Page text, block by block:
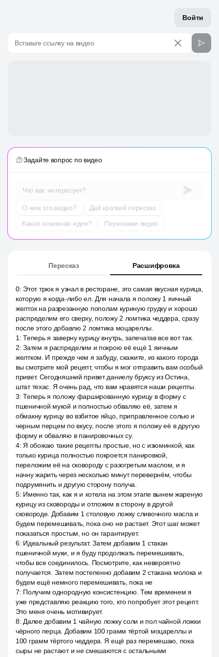
Войти
Вставьте ссылку на видео
Задайте вопрос по видео
Что вас интересует?
О чем это видео?
Дай краткий пересказ
Какая основная идея?
Перескажи видео
Пересказ Расшифровка
0: Этот трюк я узнал в ресторане, это самая вкусная курица,
которую я когда-либо ел. Для начала я положу 1 яичный
желток на разрезанную пополам куриную грудку и хорошо
распределим его сверху, положу 2 ломтика чеддера, сразу
после этого добавлю 2 ломтика моцареллы.
1 :Теперь я заверну курицу внутрь, запечатав все вот так.
2:Затем я распределим и покрою её ещё 1 яичным
желтком. И прежде чем я забуду, скажите, из какого города
вы смотрите мой рецепт, чтобы я мог отправить вам особый
привет. Сегодняшний привет даниелу бруксу из Остина,
штат техас. Я очень рад, что вам нравятся наши рецепты.
3:Теперь я положу фаршированную курицу в форму с
пшеничной мукой и полностью обваляю её, затем я
обмакну курицу во взбитое яйцо, приправленное солью и
черным перцем по вкусу, после этого я положу её в другую
форму и обваляю в панировочных су.
4: Я обожаю такие рецепты простые, но с изюминкой, как
только курица полностью покроется панировкой,
переложим её на сковороду с разогретым маслом, и я
начну жарить через несколько минут перевернём, чтобы
подрумянить и другую сторону получа.
5: Именно так, как я и хотела на этом этапе вынем жареную
курицу из сковороды и отложим в сторону в другой
сковороде. Добавим 1 столовую ложку сливочного масла и
будем перемешивать, пока оно не растает. Этот шаг может
показаться простым, но он гарантирует.
6: Идеальный результат. Затем добавим 1 стакан
пшеничной муки, и я буду продолжать перемешивать,
чтобы все соединилось. Посмотрите, как невероятно
получается. Затем постепенно добавим 2 стакана молока и
будем ещё немного перемешивать, пока не
7: Получим однородную консистенцию. Тем временем я
уже представляю реакцию того, кто попробует этот рецепт.
Это меня очень мотивирует.
8: Далее добавим 1 чайную ложку соли и пол чайной ложки
чёрного перца. Добавим 100 грамм тёртой моцареллы и
100 грамм тёртого чеддера. Я ещё раз перемешаю, пока
сыры не растают и не смешаются с остальными